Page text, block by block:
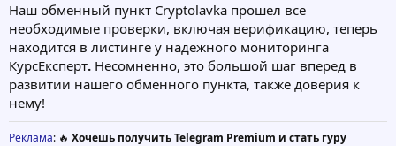
Наш обменный пункт Cryptolavka прошел все
необходимые проверки, включая верификацию, теперь
находится в листинге у надежного мониторинга
КурсЕксперт. Несомненно, это большой шаг вперед в
развитии нашего обменного пункта, также доверия к
нему!
Реклама: 🔥 Хочешь получить Telegram Premium и стать гуру